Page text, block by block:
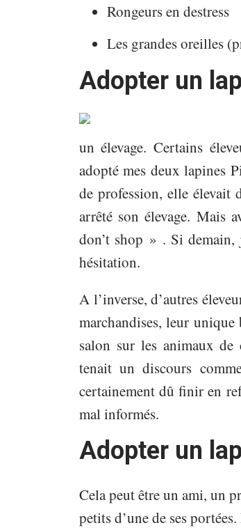
Rongeurs en destress
Les grandes oreilles
Adopter un
un élevage. Certains
adopté mes deux lapines
de profession, elle élevait
arrêté son élevage. Mais
don’t shop » . Si demain,
hésitation.
A l’inverse, d’autres
marchandises, leur unique
salon sur les animaux de
tenait un discours
certainement dû finir en
mal informés.
Adopter un
Cela peut être un ami, un
petits d’une de ses